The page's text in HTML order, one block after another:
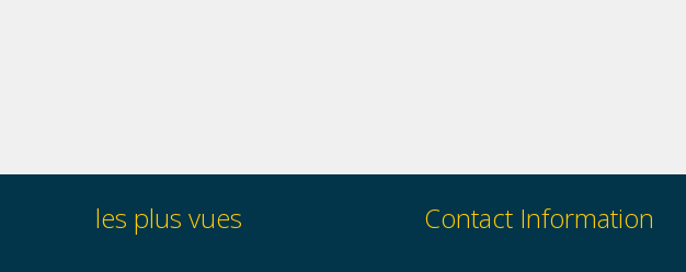
les plus vues Contact Information